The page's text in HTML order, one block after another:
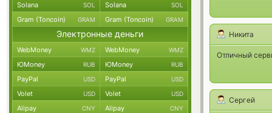
Никита
Отличный
Сергей
Solana SOL Solana SOL
Gram (Toncoin) GRAM Gram (Toncoin) GRAM
Электронные деньги
WebMoney WMZ WebMoney WMZ
ЮMoney RUB ЮMoney RUB
PayPal USD PayPal USD
Volet USD Volet USD
Alipay CNY Alipay CNY